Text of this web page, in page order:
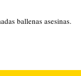
ballenas asesinas.